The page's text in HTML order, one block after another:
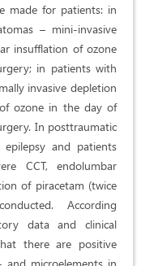
made for patients: in
– mini-invasive
insufflation of ozone
in patients with
invasive depletion
ozone in the day of
In posttraumatic
epilepsy and patients
CCT, endolumbar
of piracetam (twice
According
data and clinical
there are positive
microelements in